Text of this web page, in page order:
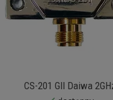
CS-201 GII Daiwa